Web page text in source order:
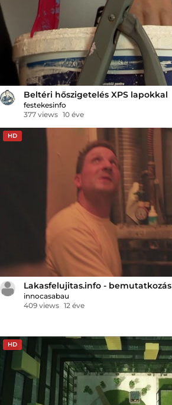
Beltéri hőszigetelés XPS lapokkal
festekesinfo
377 views 10 éve
HD
Lakasfelujitas.info - bemutatkozás
innocasabau
409 views 12 éve
HD